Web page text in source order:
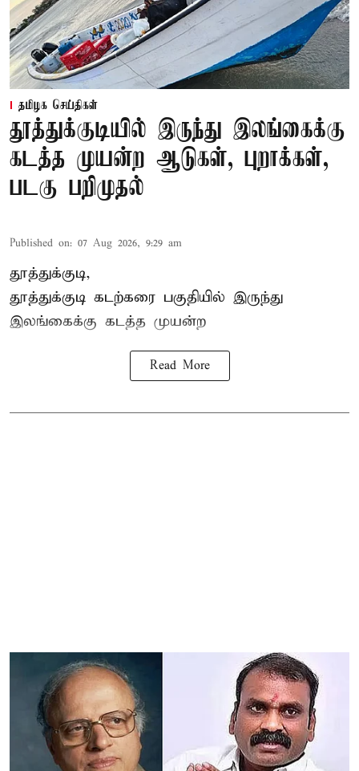
தமிழக செய்திகள்
தூத்துக்குடியில் இருந்து இலங்கைக்கு
கடத்த முயன்ற ஆடுகள், புறாக்கள்,
படகு பறிமுதல்
Published on: 07 Aug 2026, 9:29 am
தூத்துக்குடி,
தூத்துக்குடி கடற்கரை பகுதியில் இருந்து
இலங்கைக்கு கடத்த முயன்ற
Read More